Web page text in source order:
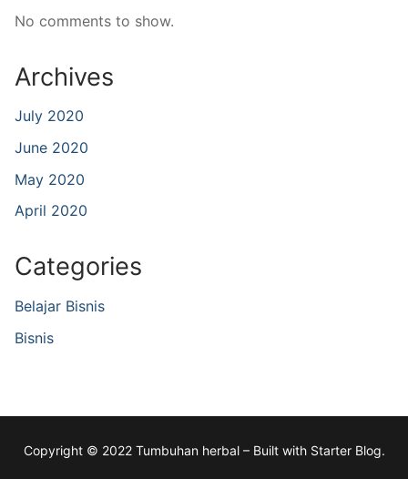
No comments to show.
Archives
July 2020
June 2020
May 2020
April 2020
Categories
Belajar Bisnis
Bisnis
Copyright © 2022 Tumbuhan herbal – Built with Starter Blog.